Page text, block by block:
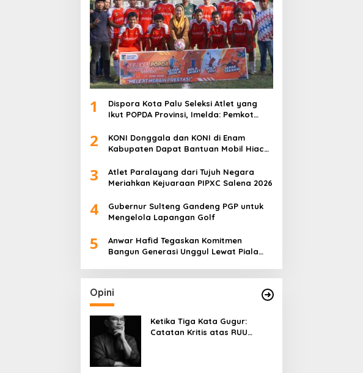
1
Dispora Kota Palu Seleksi Atlet yang
Ikut POPDA Provinsi, Imelda: Pemkot
Olahraga Pelajar
2
KONI Donggala dan KONI di Enam
Kabupaten Dapat Bantuan Mobil Hiace
3
Atlet Paralayang dari Tujuh Negara
Meriahkan Kejuaraan PIPXC Salena 2026
4
Gubernur Sulteng Gandeng PGP untuk
Mengelola Lapangan Golf
5
Anwar Hafid Tegaskan Komitmen
Bangun Generasi Unggul Lewat Piala
Opini
Ketika Tiga Kata Gugur:
Catatan Kritis atas RUU